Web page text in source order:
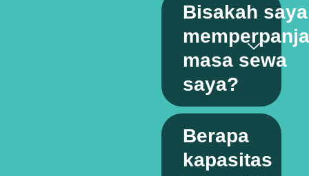
Bisakah saya
masa sewa
saya?
Berapa
kapasitas